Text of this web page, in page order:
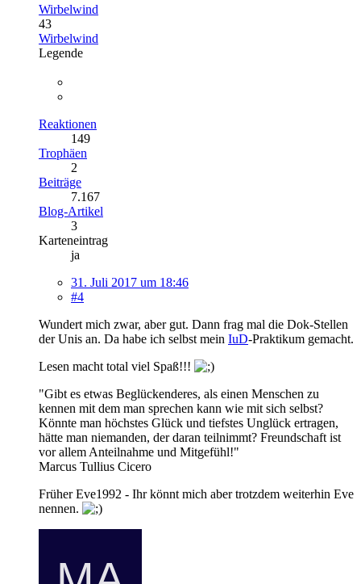
Wirbelwind
43
Wirbelwind
Legende
Reaktionen
149
Trophäen
2
Beiträge
7.167
Blog-Artikel
3
Karteneintrag
ja
31. Juli 2017 um 18:46
#4
Wundert mich zwar, aber gut. Dann frag mal die Dok-Stellen
der Unis an. Da habe ich selbst mein IuD-Praktikum gemacht.
Lesen macht total viel Spaß!!!
"Gibt es etwas Beglückenderes, als einen Menschen zu
kennen mit dem man sprechen kann wie mit sich selbst?
Könnte man höchstes Glück und tiefstes Unglück ertragen,
hätte man niemanden, der daran teilnimmt? Freundschaft ist
vor allem Anteilnahme und Mitgefühl!"
Marcus Tullius Cicero
Früher Eve1992 - Ihr könnt mich aber trotzdem weiterhin Eve
nennen.